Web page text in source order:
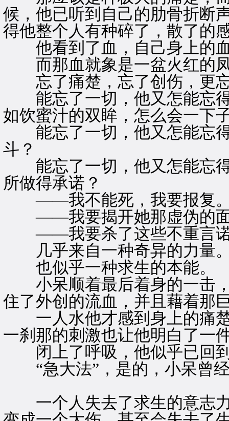
候，他已听到自己的肋骨折断
得他整个人有种碎了，散了的
他看到了血，自己身上的
而那血就象是一盆火红的凤
忘了痛楚，忘了创伤，更
能忘了一切，他又怎能忘得
如饮蜜汁的双眸，怎么会一下
能忘了一切，他又怎能忘得
斗？
能忘了一切，他又怎能忘得
所做得承诺？
——我不能死，我要报复
——我要揭开她那虚伪的
——我要杀了这些不重言诺
几乎来自一种奇异的力量
也似乎一种求生的本能。
小呆顺着最后着身的一击，
住了外创的流血，并且藉着那
一人水他才感到身上的痛楚
一刹那的刺激也让他明白了一
闭上了呼吸，他似乎已回
“急大法”，是的，小呆曾经
一个人失去了求生的意志力